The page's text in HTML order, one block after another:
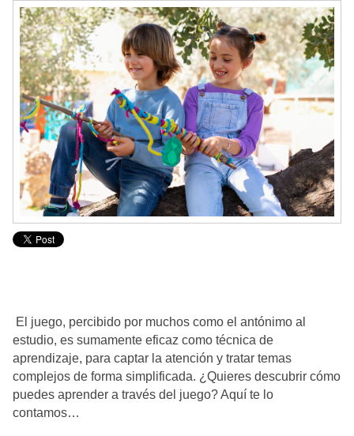
El juego, percibido por muchos como el antónimo al
estudio, es sumamente eficaz como técnica de
aprendizaje, para captar la atención y tratar temas
complejos de forma simplificada. ¿Quieres descubrir cómo
puedes aprender a través del juego? Aquí te lo
contamos…